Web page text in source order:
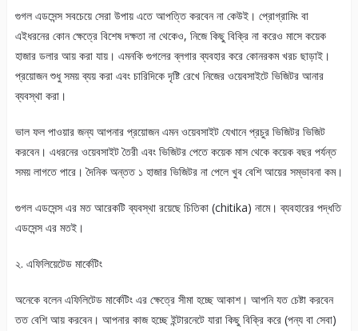
গুগল এডসেন্স সবচেয়ে সেরা উপায় এতে আপত্তি করবেন না কেউই। প্রোগ্রামিং বা
এইধরনের কোন ক্ষেত্রে বিশেষ দক্ষতা না থেকেও, নিজে কিছু বিক্রি না করেও মাসে কয়েক
হাজার ডলার আয় করা যায়। এমনকি গুগলের ব্লগার ব্যবহার করে কোনরকম খরচ ছাড়াই।
প্রয়োজন শুধু সময় ব্যয় করা এবং চারিদিকে দৃষ্টি রেখে নিজের ওয়েবসাইটে ভিজিটর আনার
ব্যবস্থা করা।
ভাল ফল পাওয়ার জন্য আপনার প্রয়োজন এমন ওয়েবসাইট যেখানে প্রচুর ভিজিটর ভিজিট
করবেন। এধরনের ওয়েবসাইট তৈরী এবং ভিজিটর পেতে কয়েক মাস থেকে কয়েক বছর পর্যন্ত
সময় লাগতে পারে। দৈনিক অন্তত ১ হাজার ভিজিটর না পেলে খুব বেশি আয়ের সম্ভাবনা কম।
গুগল এডসেন্স এর মত আরেকটি ব্যবস্থা রয়েছে চিতিকা (chitika) নামে। ব্যবহারের পদ্ধতি
এডসেন্স এর মতই।
২. এফিলিয়েটেড মার্কেটিং
অনেকে বলেন এফিলিটেড মার্কেটিং এর ক্ষেত্রে সীমা হচ্ছে আকাশ। আপনি যত চেষ্টা করবেন
তত বেশি আয় করবেন। আপনার কাজ হচ্ছে ইন্টারনেটে যারা কিছু বিক্রি করে (পন্য বা সেবা)